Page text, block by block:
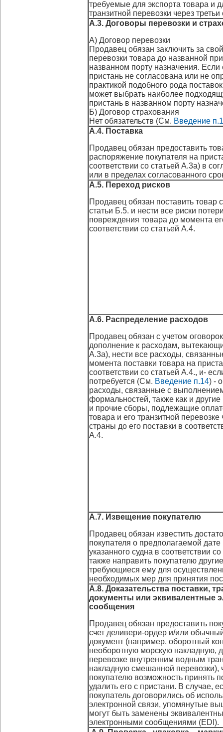
требуемые для экспорта товара и
транзитной перевозки через
А.3. Договоры перевозки и
А) Договор перевозки
Продавец обязан заключить за
перевозки товара до названной
названном порту назначения. Если
пристань не согласована или не
практикой подобного рода
может выбрать наиболее
пристань в названном порту
Б) Договор страхования
Нет обязательств (См. Введение
А.4. Поставка
Продавец обязан предоставить
распоряжение покупателя на
соответствии со статьей А.3а) в
или в пределах согласованного
А.5. Переход рисков
Продавец обязан поставить товар
статьи Б.5. и нести все риски
повреждения товара до момента
соответствии со статьей А.4.
А.6. Распределение расходов
Продавец обязан с учетом
дополнение к расходам,
А.3а), нести все расходы,
момента поставки товара на
соответствии со статьей А.4., и-
потребуется (См. Введение п.14) -
расходы, связанные с
формальностей, также как и
и прочие сборы, подлежащие
товара и его транзитной перевозке
страны до его поставки в
А.4.
А.7. Извещение покупателю
Продавец обязан известить
покупателя о предполагаемой
указанного судна в соответствии
также направить покупателю
требующиеся ему для
необходимых мер для принятия
А.8. Доказательства поставки,
документы или эквивалентные
сообщения
Продавец обязан предоставить
счет деливери-ордер и/или
документ (например, оборотный
необоротную морскую накладную,
перевозке внутренним водным
накладную смешанной перевозки),
покупателю возможность принять
удалить его с пристани. В случае,
покупатель договорились об
электронной связи, упомянутые
могут быть заменены
электронными сообщениями (EDI).